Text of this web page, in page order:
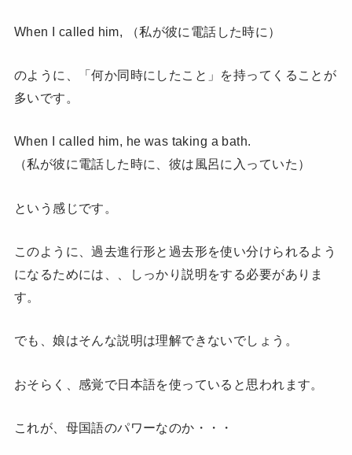
When I called him, （私が彼に電話した時に）
のように、「何か同時にしたこと」を持ってくることが
多いです。
When I called him, he was taking a bath.
（私が彼に電話した時に、彼は風呂に入っていた）
という感じです。
このように、過去進行形と過去形を使い分けられるよう
になるためには、、しっかり説明をする必要がありま
す。
でも、娘はそんな説明は理解できないでしょう。
おそらく、感覚で日本語を使っていると思われます。
これが、母国語のパワーなのか・・・